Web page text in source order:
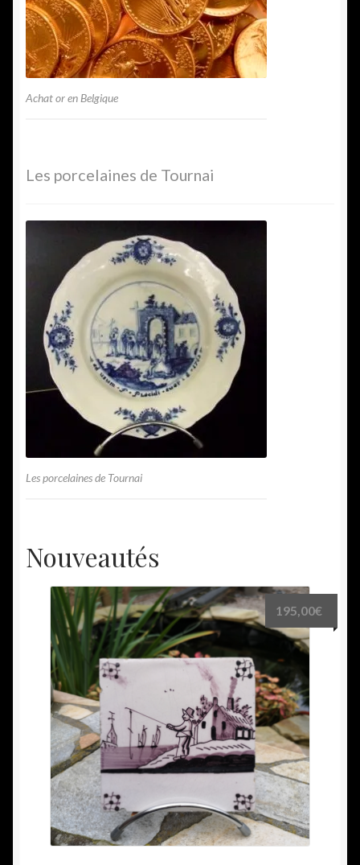
Achat or en Belgique
Les porcelaines de Tournai
Les porcelaines de Tournai
Nouveautés
195,00€